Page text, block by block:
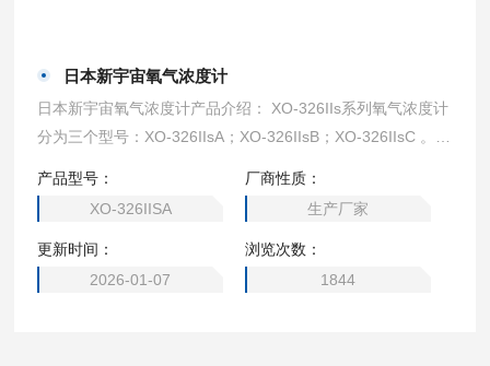
日本新宇宙氧气浓度计
日本新宇宙氧气浓度计产品介绍： XO-326IIs系列氧气浓度计
分为三个型号：XO-326IIsA；XO-326IIsB；XO-326IIsC 。替
产品型号：
XO-326IISA
厂商性质：
生产厂家
更新时间：
2026-01-07
浏览次数：
1844